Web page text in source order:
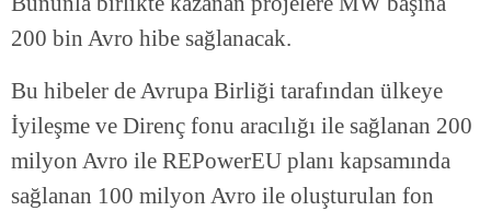
200 bin Avro hibe sağlanacak.
Bu hibeler de Avrupa Birliği tarafından ülkeye
İyileşme ve Direnç fonu aracılığı ile sağlanan 200
milyon Avro ile REPowerEU planı kapsamında
sağlanan 100 milyon Avro ile oluşturulan fon